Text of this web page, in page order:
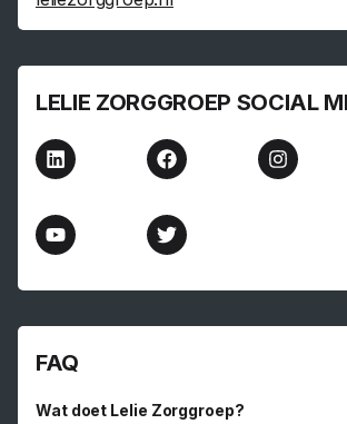
LELIE ZORGGROEP SOCIAL
FAQ
Wat doet Lelie Zorggroep?